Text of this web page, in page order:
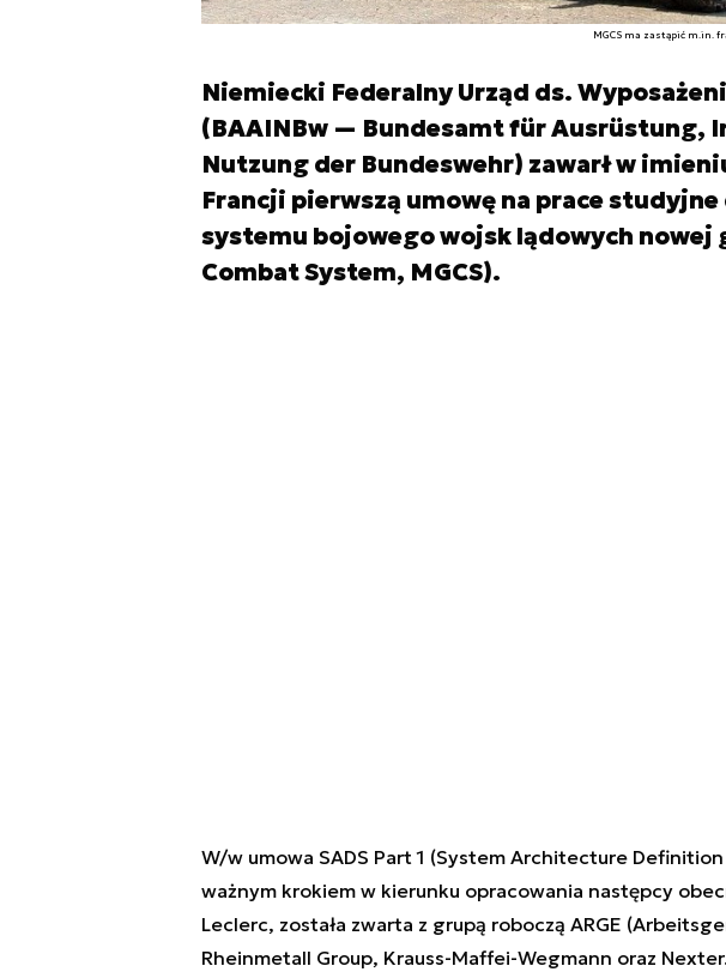
MGCS ma zastąpić m.in.
Niemiecki Federalny Urząd ds.
(BAAINBw — Bundesamt für Ausrüstung,
Nutzung der Bundeswehr) zawarł w
Francji pierwszą umowę na prace
systemu bojowego wojsk lądowych nowej
Combat System, MGCS).
W/w umowa SADS Part 1 (System Architecture
ważnym krokiem w kierunku opracowania następcy
Leclerc, została zwarta z grupą roboczą ARGE
Rheinmetall Group, Krauss-Maffei-Wegmann oraz